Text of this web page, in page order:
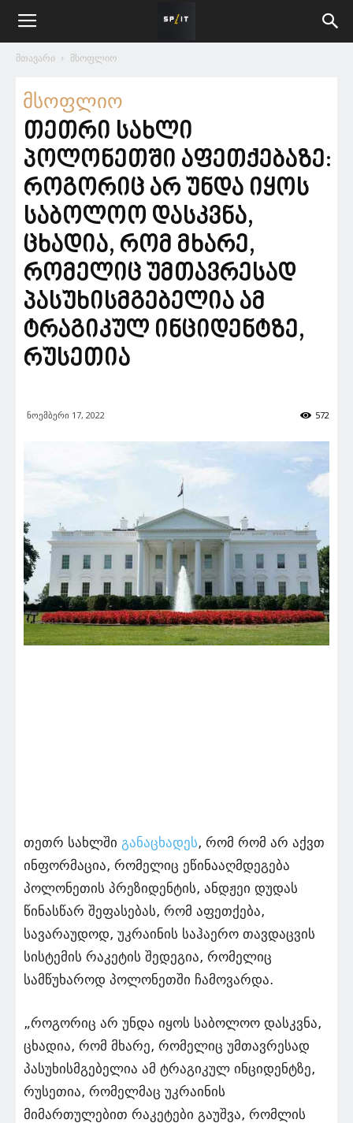
მთავარი მსოფლიო
მსოფლიო
თეთრი სახლი
პოლონეთში აფეთქებაზე:
როგორიც არ უნდა იყოს
საბოლოო დასკვნა,
ცხადია, რომ მხარე,
რომელიც უმთავრესად
პასუხისმგებელია ამ
ტრაგიკულ ინციდენტზე,
რუსეთია
ნოემბერი 17, 2022 572
თეთრ სახლში განაცხადეს, რომ რომ არ აქვთ
ინფორმაცია, რომელიც ეწინააღმდეგება
პოლონეთის პრეზიდენტის, ანდჟეი დუდას
წინასწარ შეფასებას, რომ აფეთქება,
სავარაუდოდ, უკრაინის საჰაერო თავდაცვის
სისტემის რაკეტის შედეგია, რომელიც
სამწუხაროდ პოლონეთში ჩამოვარდა.
„როგორიც არ უნდა იყოს საბოლოო დასკვნა,
ცხადია, რომ მხარე, რომელიც უმთავრესად
პასუხისმგებელია ამ ტრაგიკულ ინციდენტზე,
რუსეთია, რომელმაც უკრაინის
მიმართულებით რაკეტები გაუშვა, რომლის